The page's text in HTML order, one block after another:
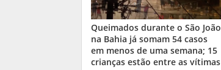
Queimados durante o São João
na Bahia já somam 54 casos
em menos de uma semana; 15
crianças estão entre as vítimas